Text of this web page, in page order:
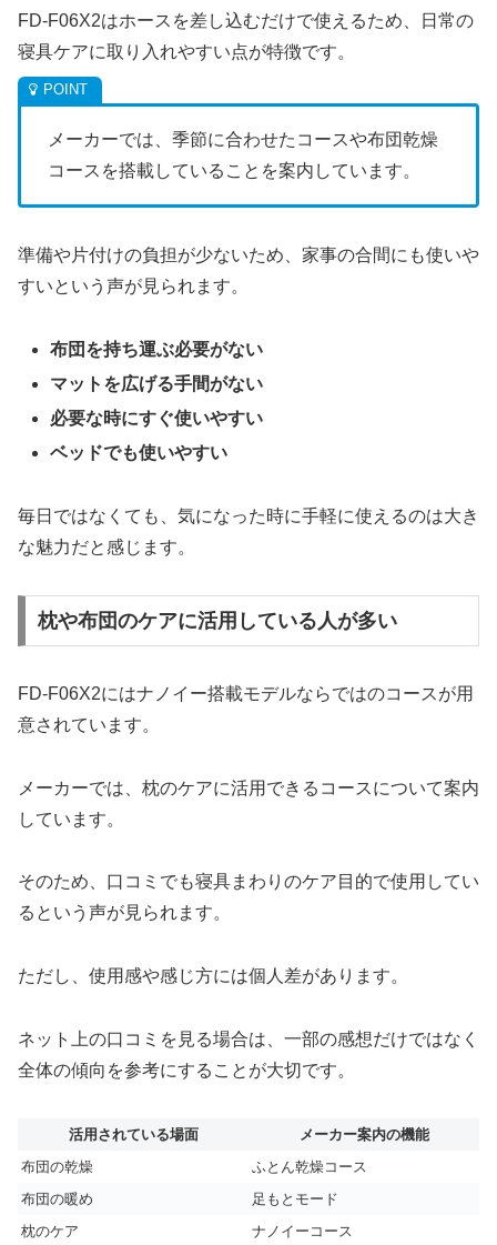
FD-F06X2はホースを差し込むだけで使えるため、日常の
寝具ケアに取り入れやすい点が特徴です。
メーカーでは、季節に合わせたコースや布団乾燥
コースを搭載していることを案内しています。
準備や片付けの負担が少ないため、家事の合間にも使いや
すいという声が見られます。
布団を持ち運ぶ必要がない
マットを広げる手間がない
必要な時にすぐ使いやすい
ベッドでも使いやすい
毎日ではなくても、気になった時に手軽に使えるのは大き
な魅力だと感じます。
枕や布団のケアに活用している人が多い
FD-F06X2にはナノイー搭載モデルならではのコースが用
意されています。
メーカーでは、枕のケアに活用できるコースについて案内
しています。
そのため、口コミでも寝具まわりのケア目的で使用してい
るという声が見られます。
ただし、使用感や感じ方には個人差があります。
ネット上の口コミを見る場合は、一部の感想だけではなく
全体の傾向を参考にすることが大切です。
活用されている場面
メーカー案内の機能
布団の乾燥
ふとん乾燥コース
布団の暖め
足もとモード
枕のケア
ナノイーコース